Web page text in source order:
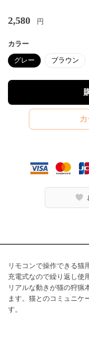
2,580 円
カラー
グレー ブラウン
リモコンで操作できる猫
充電式なので繰り返し使
リアルな動きが猫の狩猟
ます。猫とのコミュニケ
す。